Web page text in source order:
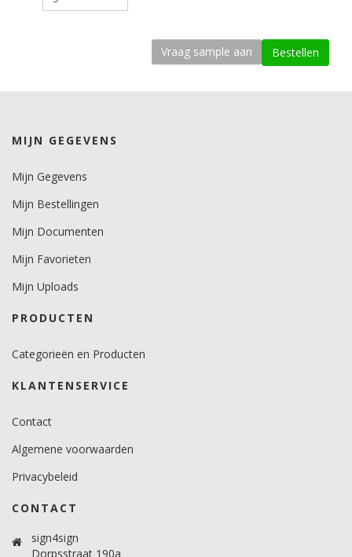
Thermovormbaar
250 mu.
Minimale aanbrengstemperatuur (°C)
minimaal 18 graden voor gebogen ondergronden.
Temperatuurbereik (°C)
15 -25 graden.
Brandveiligheidscertificaat
MIJN GEGEVENS
Mijn Gegevens
Mijn Bestellingen
Mijn Documenten
Mijn Favorieten
Mijn Uploads
PRODUCTEN
Categorieën en Producten
KLANTENSERVICE
Contact
Algemene voorwaarden
Privacybeleid
CONTACT
sign4sign
Dorpsstraat 190a